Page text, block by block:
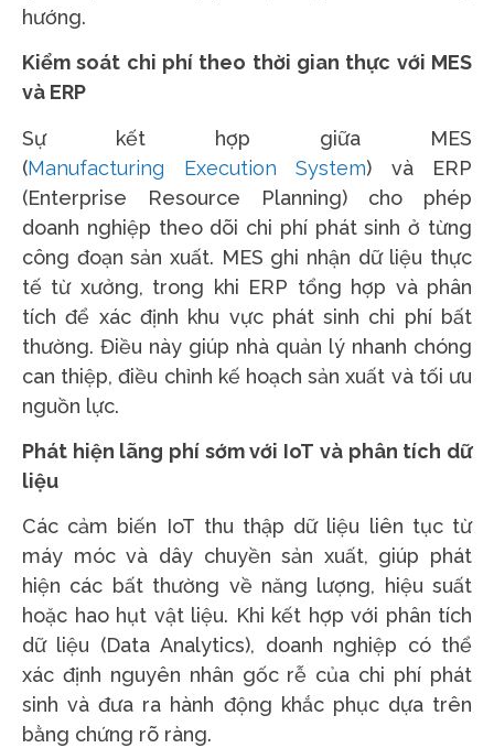
hướng.
Kiểm soát chi phí theo thời gian thực với MES
và ERP
Sự kết hợp giữa MES
(Manufacturing Execution System) và ERP
(Enterprise Resource Planning) cho phép
doanh nghiệp theo dõi chi phí phát sinh ở từng
công đoạn sản xuất. MES ghi nhận dữ liệu thực
tế từ xưởng, trong khi ERP tổng hợp và phân
tích để xác định khu vực phát sinh chi phí bất
thường. Điều này giúp nhà quản lý nhanh chóng
can thiệp, điều chỉnh kế hoạch sản xuất và tối ưu
nguồn lực.
Phát hiện lãng phí sớm với IoT và phân tích dữ
liệu
Các cảm biến IoT thu thập dữ liệu liên tục từ
máy móc và dây chuyền sản xuất, giúp phát
hiện các bất thường về năng lượng, hiệu suất
hoặc hao hụt vật liệu. Khi kết hợp với phân tích
dữ liệu (Data Analytics), doanh nghiệp có thể
xác định nguyên nhân gốc rễ của chi phí phát
sinh và đưa ra hành động khắc phục dựa trên
bằng chứng rõ ràng.